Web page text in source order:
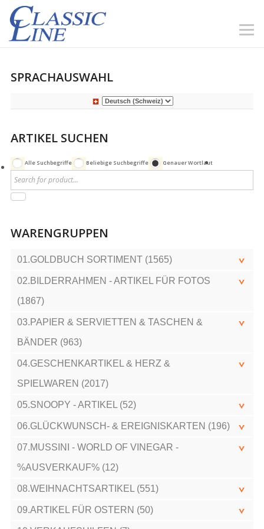
SPRACHAUSWAHL
ARTIKEL SUCHEN
Alle Suchbegriffe Beliebige Suchbegriffe Genauer Wortlaut
WARENGRUPPEN
01.GOLDBUCH SORTIMENT (1565)
02.BILDERRAHMEN - ARTIKEL FÜR FOTOS
(1867)
03.PAPIER & SERVIETTEN & TASCHEN &
BÄNDER (963)
04.GESCHENKARTIKEL & HERZ &
SPIELWAREN (2017)
05.SNOOPY - ARTIKEL (52)
06.GLÜCKWUNSCH- & EREIGNISKARTEN (196)
07.MUSSINI - WORLD OF VINEGAR -
%AUSVERKAUF% (12)
08.WEIHNACHTSARTIKEL (551)
09.ARTIKEL FÜR OSTERN (50)